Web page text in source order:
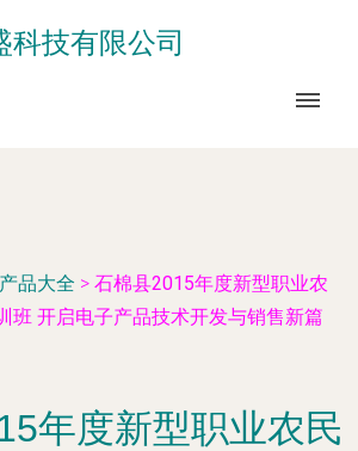
科技有限公司
产品大全 > 石棉县2015年度新型职业农
班 开启电子产品技术开发与销售新篇
年度新型职业农民